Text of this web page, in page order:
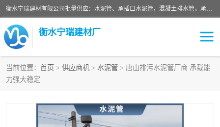
衡水宁瑞建材有限公司批量供应：水泥管、承插口水泥管，混凝土排水管，承插口水泥管，企口水泥管，钢承口水泥管，顶管，平口水泥管，水泥检查井，混凝土检查井，预制混凝土检查井，矩形检查井，圆形检查井等产品。
衡水宁瑞建材厂
当前位置： 首页 > 供应商机 > 水泥管 > 唐山排污水泥管厂商 承载能
力强大稳定
检查井
水泥检查井 水泥管